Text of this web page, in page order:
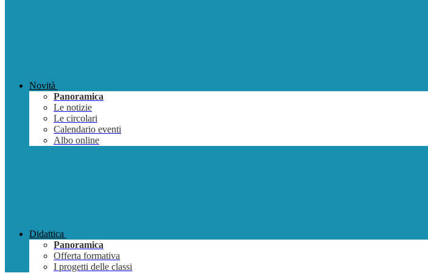
Novità
Panoramica
Le notizie
Le circolari
Calendario eventi
Albo online
Didattica
Panoramica
Offerta formativa
I progetti delle classi